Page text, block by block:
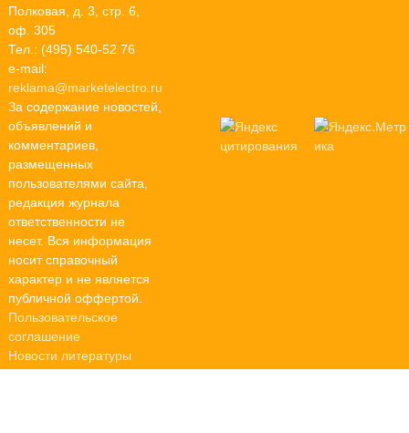
Полковая, д. 3, стр. 6,
оф. 305
Тел.: (495) 540-52 76
e-mail:
reklama@marketelectro.ru
За содержание новостей,
объявлений и
комментариев,
размещенных
пользователями сайта,
редакция журнала
ответственности не
несет. Вся информация
носит справочный
характер и не является
публичной оффертой.
Пользовательское
соглашение
Новости литературы